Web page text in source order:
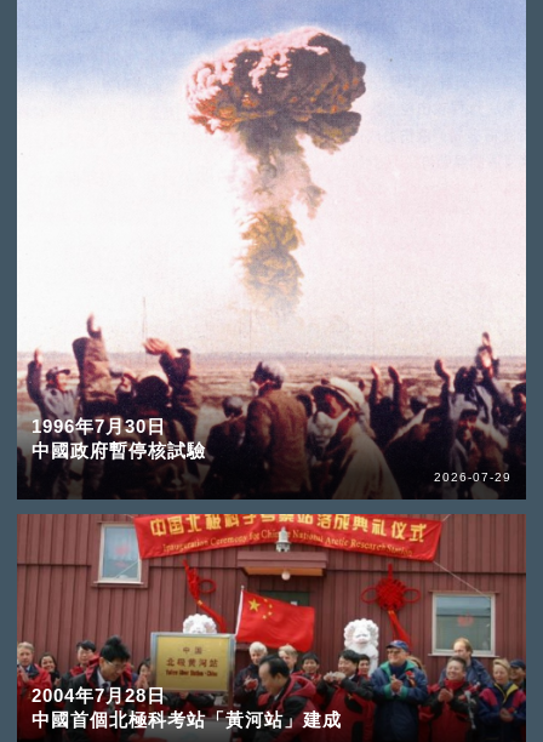
1996年7月30日
中國政府暫停核試驗
2026-07-29
2004年7月28日
中國首個北極科考站「黃河站」建成